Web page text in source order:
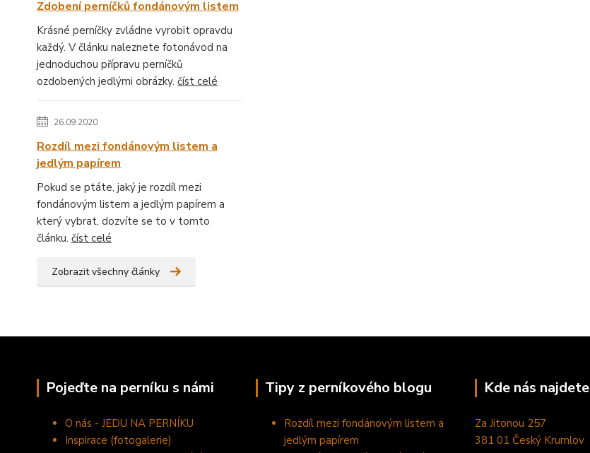
Zdobení perníčků fondánovým listem
Krásné perníčky zvládne vyrobit opravdu
každý. V článku naleznete fotonávod na
jednoduchou přípravu perníčků
ozdobených jedlými obrázky. číst celé
26.09.2020
Rozdíl mezi fondánovým listem a
jedlým papírem
Pokud se ptáte, jaký je rozdíl mezi
fondánovým listem a jedlým papírem a
který vybrat, dozvíte se to v tomto
článku. číst celé
Zobrazit všechny články
Pojeďte na perníku s námi
O nás - JEDU NA PERNÍKU
Inspirace (fotogalerie)
Tipy z perníkového blogu
Rozdíl mezi fondánovým listem a
jedlým papírem
Kde nás najdete
Za Jitonou 257
381 01 Český Krumlov